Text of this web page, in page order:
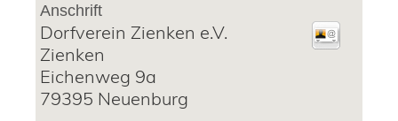
Anschrift
Dorfverein Zienken e.V.
Zienken
Eichenweg 9a
79395 Neuenburg